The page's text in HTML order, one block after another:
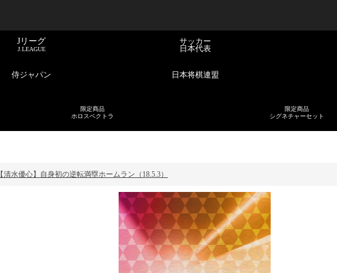
Jリーグ
J.LEAGUE
サッカー
日本代表
侍ジャパン 日本将棋連盟
限定商品
ホロスペクトラ
限定商品
シグネチャーセット
【清水優心】自身初の逆転満塁ホームラン（18.5.3）